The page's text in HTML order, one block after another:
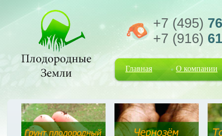
+7 (495)
+7 (916)
Главная О компании